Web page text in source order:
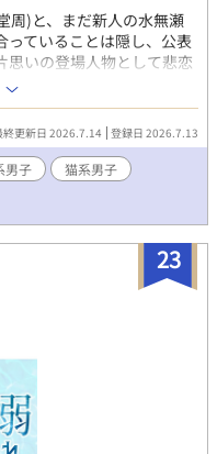
周)と、まだ新人の水無瀬
っていることは隠し、公表
思いの登場人物として悲恋
た。 その影響で、少し役
かける。 「周さん…オレ達
状況になったとしても……
－－－－－－－ (攻)朗らか
歳) －－－－－－－－－
ありませんが、後日、追
に設定してます。その
(余談) 夢の中で私は、この
いは泡沫へ。」の映画試
は「なんども告白してく
く感じるなと思って変え
私だけが映画館に残って
かけてもらえました。 し
。良き… 夢って本当に全
に都合が良くて好……
終更新日 2026.7.14 登録日 2026.7.13
男子
猫系男子
23